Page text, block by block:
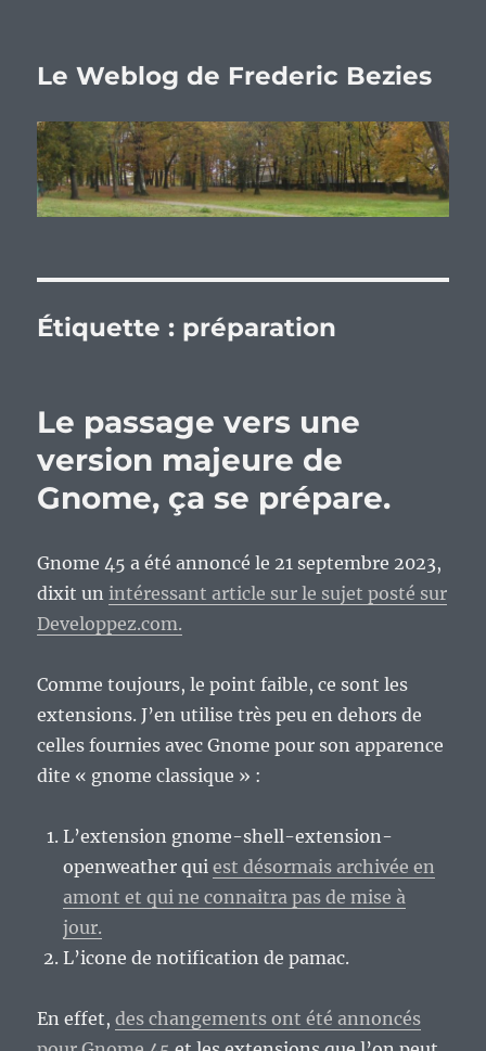
Le Weblog de Frederic Bezies
Étiquette : préparation
Le passage vers une
version majeure de
Gnome, ça se prépare.
Gnome 45 a été annoncé le 21 septembre 2023,
dixit unintéressant article sur le sujet posté sur
Developpez.com.
Comme toujours, le point faible, ce sont les
extensions. J’en utilise très peu en dehors de
celles fournies avec Gnome pour son apparence
dite « gnome classique » :
L’extension gnome-shell-extension-
openweather quiest désormais archivée en
amont et qui ne connaitra pas de mise à
jour.
L’icone de notification de pamac.
En effet,des changements ont été annoncés